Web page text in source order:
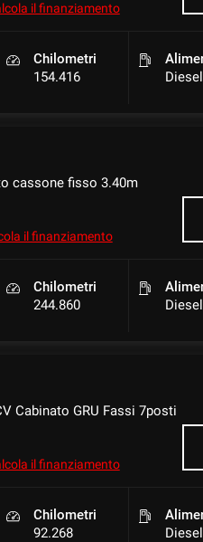
il finanziamento
Chilometri
154.416
Diesel
cassone fisso 3.40m
il finanziamento
Chilometri
244.860
Diesel
Cabinato GRU Fassi 7posti
il finanziamento
Chilometri
92.268
Diesel